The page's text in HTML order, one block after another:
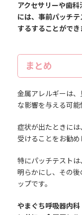
アクセサリーや歯
には、事前パッチ
するすることができ
まとめ
金属アレルギーは
な影響を与える可能
症状が出たときに
受けることをお勧め
特にパッチテスト
明らかにし、その
ップです。
やまぐち呼吸器内